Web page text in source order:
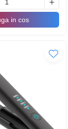
in cos